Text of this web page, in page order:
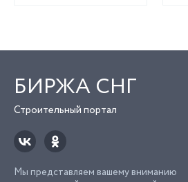
БИРЖА СНГ
Строительный портал
Мы представляем вашему вниманию